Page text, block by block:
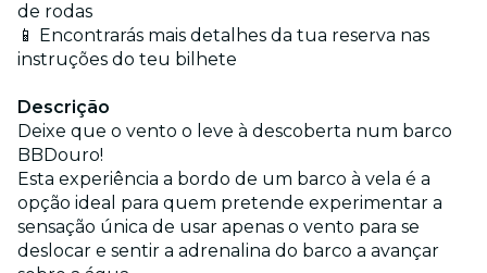
de rodas
📱 Encontrarás mais detalhes da tua reserva nas
instruções do teu bilhete
Descrição
Deixe que o vento o leve à descoberta num barco
BBDouro!
Esta experiência a bordo de um barco à vela é a
opção ideal para quem pretende experimentar a
sensação única de usar apenas o vento para se
deslocar e sentir a adrenalina do barco a avançar